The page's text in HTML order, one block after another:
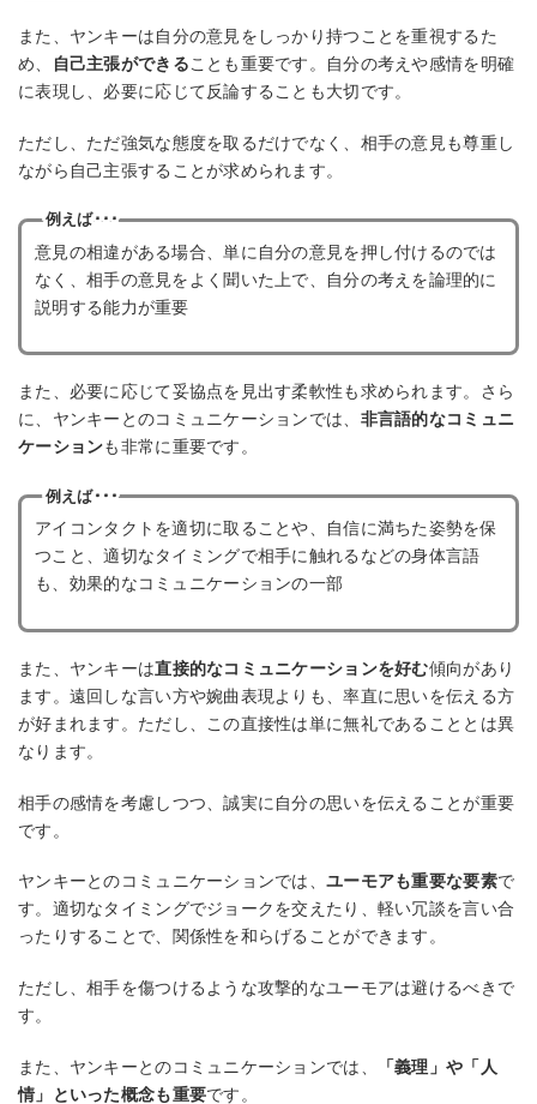
また、ヤンキーは自分の意見をしっかり持つことを重視するた
め、
自己主張ができることも重要です。自分の考えや感情を明確
に表現し、必要に応じて反論することも大切です。
ただし、ただ強気な態度を取るだけでなく、相手の意見も尊重し
ながら自己主張することが求められます。
例えば･･･
意見の相違がある場合、単に自分の意見を押し付けるのでは
なく、相手の意見をよく聞いた上で、自分の考えを論理的に
説明する能力が重要
また、必要に応じて妥協点を見出す柔軟性も求められます。さら
に、ヤンキーとのコミュニケーションでは、 非言語的なコミュニ
ケーションも非常に重要です。
例えば･･･
アイコンタクトを適切に取ることや、自信に満ちた姿勢を保
つこと、適切なタイミングで相手に触れるなどの身体言語
も、効果的なコミュニケーションの一部
また、ヤンキーは直接的なコミュニケーションを好む傾向があり
ます。遠回しな言い方や婉曲表現よりも、率直に思いを伝える方
が好まれます。ただし、この直接性は単に無礼であることとは異
なります。
相手の感情を考慮しつつ、誠実に自分の思いを伝えることが重要
です。
ヤンキーとのコミュニケーションでは、ユーモアも重要な要素で
す。適切なタイミングでジョークを交えたり、軽い冗談を言い合
ったりすることで、関係性を和らげることができます。
ただし、相手を傷つけるような攻撃的なユーモアは避けるべきで
す。
また、ヤンキーとのコミュニケーションでは、
「義理」や「人
情」といった概念も重要です。